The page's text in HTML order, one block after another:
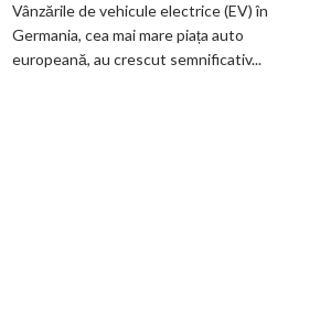
EV
din
Germania
Vânzările de vehicule electrice (EV) în
Germania, cea mai mare piața auto
europeană, au crescut semnificativ...